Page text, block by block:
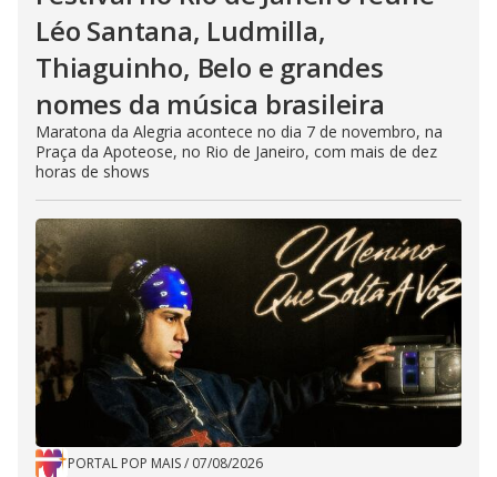
Léo Santana, Ludmilla,
Thiaguinho, Belo e grandes
nomes da música brasileira
Maratona da Alegria acontece no dia 7 de novembro, na
Praça da Apoteose, no Rio de Janeiro, com mais de dez
horas de shows
PORTAL POP MAIS/ 07/08/2026